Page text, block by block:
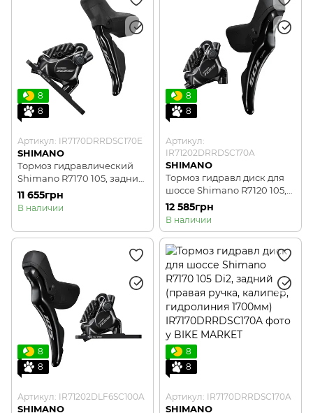
8
8
Артикул: IR7170DRRDSC170E
SHIMANO
Тормоз гидравлический
Shimano R7170 105, задний
(правая ручка, калипер,
гидролиния 1700мм).
11 655грн
В наличии
8
8
Артикул:
IR71202DRRDSC170A
SHIMANO
Тормоз гидравл диск для
шоссе Shimano R7120 105,
задний (правая ручка,
калипер, гидролиния
12 585грн
В наличии
8
8
Артикул: IR71202DLF6SC100A
SHIMANO
8
8
Артикул: IR7170DRRDSC170A
SHIMANO